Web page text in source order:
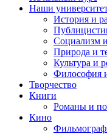
Наши
История и
Социализм
Природа и
Культура и
Философия
Творчество
Книги
Романы и
Кино